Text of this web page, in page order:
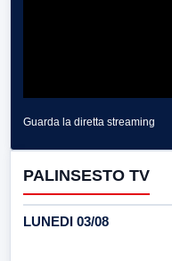
Guarda la diretta streaming
PALINSESTO TV
LUNEDI 03/08